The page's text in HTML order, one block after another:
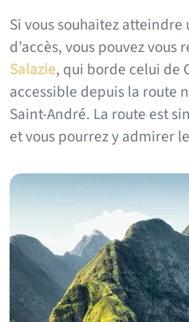
Si vous souhaitez
d’accès, vous pouvez vous
Salazie, qui borde celui de
accessible depuis la route
Saint-André. La route est
et vous pourrez y admirer le